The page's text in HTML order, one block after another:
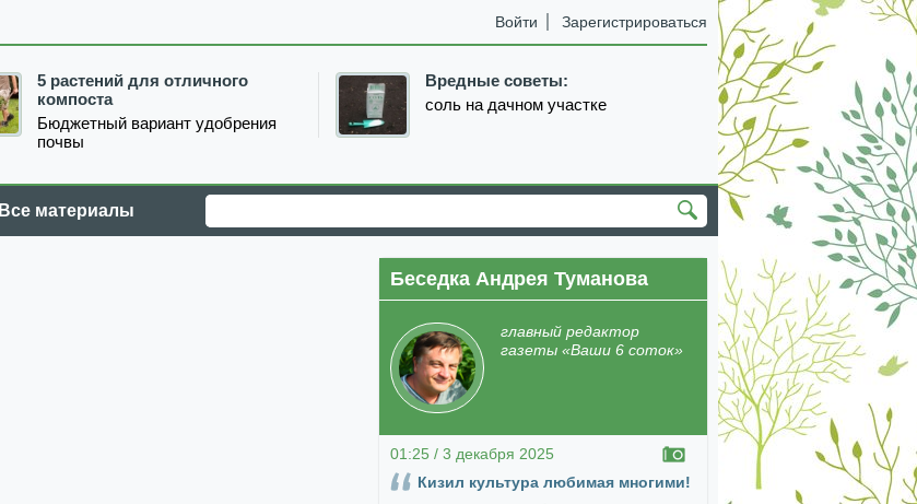
Войти Зарегистрироваться
5 растений для отличного
компоста
Бюджетный вариант удобрения
почвы
Вредные советы:
соль на дачном участке
Все материалы
Беседка Андрея Туманова
главный редактор
газеты «Ваши 6 соток»
01:25 / 3 декабря 2025
Кизил культура любимая многими!